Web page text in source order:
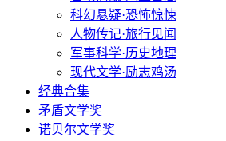
科幻悬疑·恐怖惊悚
人物传记·旅行见闻
军事科学·历史地理
现代文学·励志鸡汤
经典合集
矛盾文学奖
诺贝尔文学奖